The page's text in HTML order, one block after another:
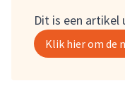
Dit is een artikel
Klik hier om de